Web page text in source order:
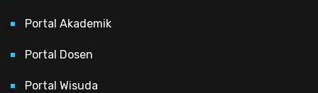
Portal Akademik
Portal Dosen
Portal Wisuda